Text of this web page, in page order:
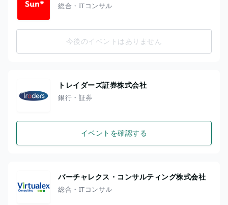
総合・ITコンサル
今後のイベントはありません
トレイダーズ証券株式会社
銀行・証券
イベントを確認する
バーチャレクス・コンサルティング株式会社
総合・ITコンサル